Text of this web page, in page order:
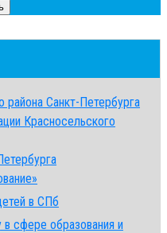
района Санкт-Петербурга
Красносельского
в СПб
сфере образования и